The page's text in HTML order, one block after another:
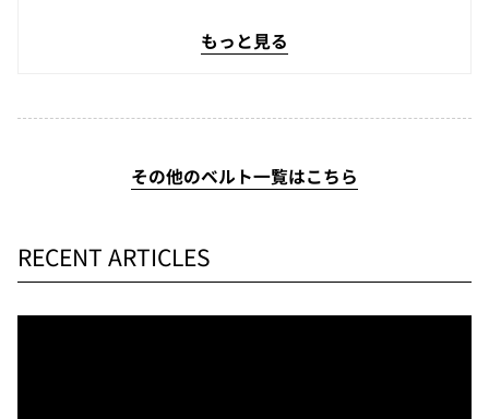
もっと見る
その他のベルト一覧はこちら
RECENT ARTICLES